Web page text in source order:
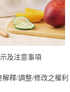
及注意事項
釋/調整/修改之權利